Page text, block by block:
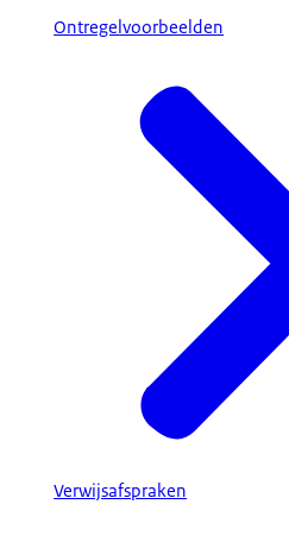
Ontregelvoorbeelden
Verwijsafspraken